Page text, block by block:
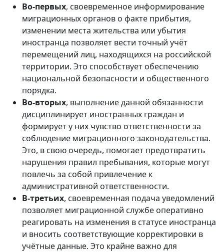
Во-первых, своевременное информирование
миграционных органов о факте прибытия,
изменении места жительства или убытия
иностранца позволяет вести точный учёт
перемещений лиц, находящихся на российской
территории. Это способствует обеспечению
национальной безопасности и общественного
порядка.
Во-вторых, выполнение данной обязанности
дисциплинирует иностранных граждан и
формирует у них чувство ответственности за
соблюдение миграционного законодательства.
Это, в свою очередь, помогает предотвратить
нарушения правил пребывания, которые могут
повлечь за собой привлечение к
административной ответственности.
В-третьих, своевременная подача уведомлений
позволяет миграционной службе оперативно
реагировать на изменения в статусе иностранца
и вносить соответствующие корректировки в
учётные данные. Это крайне важно для